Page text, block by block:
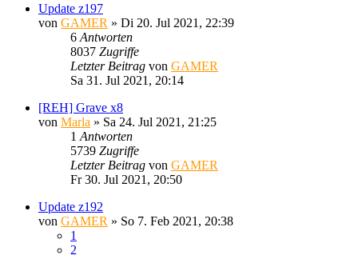
Update z197
von GAMER » Di 20. Jul 2021, 22:39
6 Antworten
8037 Zugriffe
Letzter Beitrag von GAMER
Sa 31. Jul 2021, 20:14
[REH] Grave x8
von Marla » Sa 24. Jul 2021, 21:25
1 Antworten
5739 Zugriffe
Letzter Beitrag von GAMER
Fr 30. Jul 2021, 20:50
Update z192
von GAMER » So 7. Feb 2021, 20:38
1
2